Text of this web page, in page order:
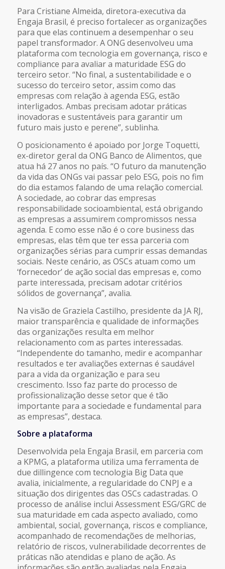
Para Cristiane Almeida, diretora-executiva da
Engaja Brasil, é preciso fortalecer as organizações
para que elas continuem a desempenhar o seu
papel transformador. A ONG desenvolveu uma
plataforma com tecnologia em governança, risco e
compliance para avaliar a maturidade ESG do
terceiro setor. “No final, a sustentabilidade e o
sucesso do terceiro setor, assim como das
empresas com relação à agenda ESG, estão
interligados. Ambas precisam adotar práticas
inovadoras e sustentáveis para garantir um
futuro mais justo e perene”, sublinha.
O posicionamento é apoiado por Jorge Toquetti,
ex-diretor geral da ONG Banco de Alimentos, que
atua há 27 anos no país. “O futuro da manutenção
da vida das ONGs vai passar pelo ESG, pois no fim
do dia estamos falando de uma relação comercial.
A sociedade, ao cobrar das empresas
responsabilidade socioambiental, está obrigando
as empresas a assumirem compromissos nessa
agenda. E como esse não é o core business das
empresas, elas têm que ter essa parceria com
organizações sérias para cumprir essas demandas
sociais. Neste cenário, as OSCs atuam como um
‘fornecedor’ de ação social das empresas e, como
parte interessada, precisam adotar critérios
sólidos de governança”, avalia.
Na visão de Graziela Castilho, presidente da JA RJ,
maior transparência e qualidade de informações
das organizações resulta em melhor
relacionamento com as partes interessadas.
“Independente do tamanho, medir e acompanhar
resultados e ter avaliações externas é saudável
para a vida da organização e para seu
crescimento. Isso faz parte do processo de
profissionalização desse setor que é tão
importante para a sociedade e fundamental para
as empresas”, destaca.
Sobre a plataforma
Desenvolvida pela Engaja Brasil, em parceria com
a KPMG, a plataforma utiliza uma ferramenta de
due dillingence com tecnologia Big Data que
avalia, inicialmente, a regularidade do CNPJ e a
situação dos dirigentes das OSCs cadastradas. O
processo de análise inclui Assessment ESG/GRC de
sua maturidade em cada aspecto avaliado, como
ambiental, social, governança, riscos e compliance,
acompanhado de recomendações de melhorias,
relatório de riscos, vulnerabilidade decorrentes de
práticas não atendidas e plano de ação. As